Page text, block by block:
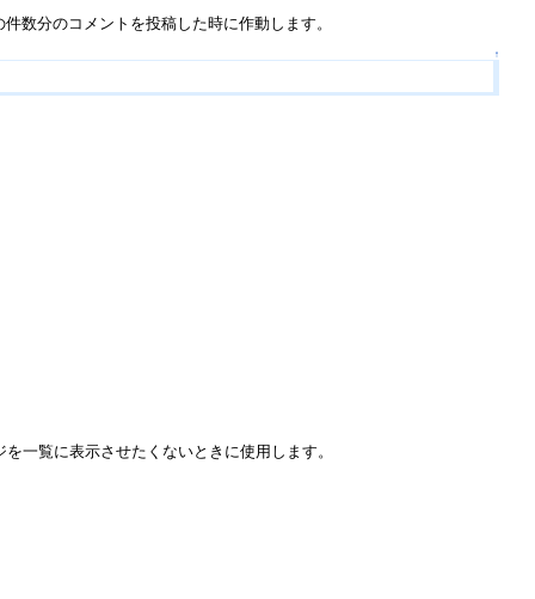
数分のコメントを投稿した時に作動します。
↑
を一覧に表示させたくないときに使用します。